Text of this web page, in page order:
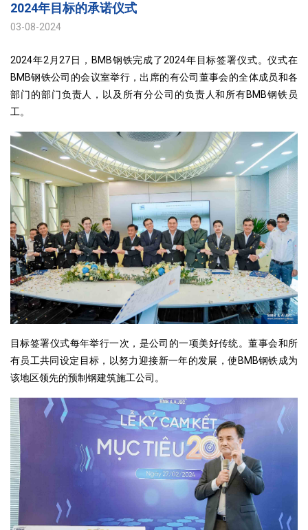
2024年目标的承诺仪式
03-08-2024
2024年2月27日，BMB钢铁完成了2024年目标签署仪式。仪式在
BMB钢铁公司的会议室举行，出席的有公司董事会的全体成员和各
部门的部门负责人，以及所有分公司的负责人和所有BMB钢铁员
工。
目标签署仪式每年举行一次，是公司的一项美好传统。董事会和所
有员工共同设定目标，以努力迎接新一年的发展，使BMB钢铁成为
该地区领先的预制钢建筑施工公司。